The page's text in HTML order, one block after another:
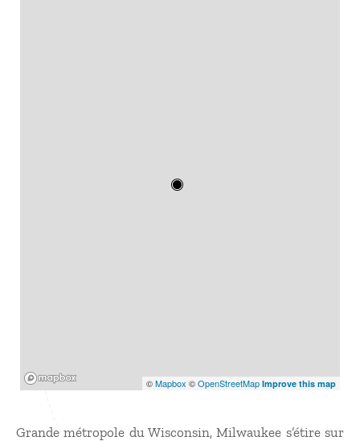
©Mapbox ©OpenStreetMap Improve this map
Grande métropole du Wisconsin, Milwaukee s’étire sur